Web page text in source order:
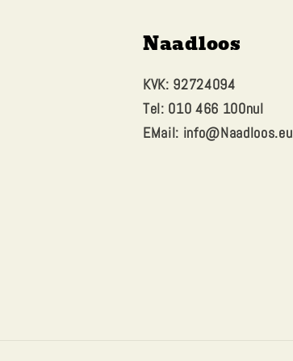
Naadloos
KVK: 92724094
Tel: 010 466 100nul
EMail: info@Naadloos.eu